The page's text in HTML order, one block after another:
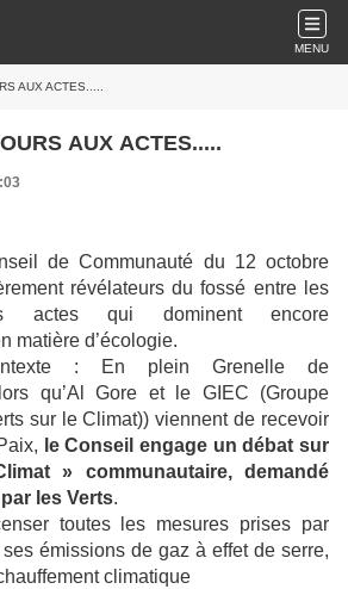
MENU
AUX ACTES.....
AUX ACTES.....
de Communauté du 12 octobre
révélateurs du fossé entre les
actes qui dominent encore
matière d’écologie.
: En plein Grenelle de
qu’Al Gore et le GIEC (Groupe
sur le Climat)) viennent de recevoir
le Conseil engage un débat sur
» communautaire, demandé
les Verts.
toutes les mesures prises par
émissions de gaz à effet de serre,
climatique